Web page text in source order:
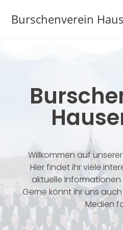
Burschenverein
Willkommen auf
Hier findet ihr viele
aktuelle Informationen
Gerne könnt ihr uns
Medien